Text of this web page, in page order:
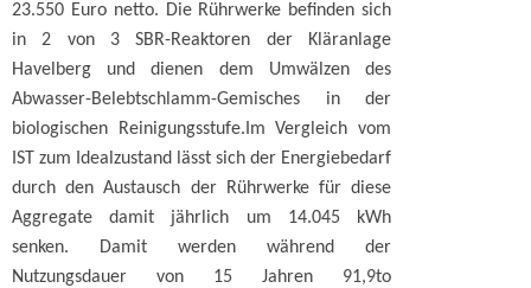
23.550 Euro netto. Die Rührwerke befinden sich
in 2 von 3 SBR-Reaktoren der Kläranlage
Havelberg und dienen dem Umwälzen des
Abwasser-Belebtschlamm-Gemisches in der
biologischen Reinigungsstufe.Im Vergleich vom
IST zum Idealzustand lässt sich der Energiebedarf
durch den Austausch der Rührwerke für diese
Aggregate damit jährlich um 14.045 kWh
senken. Damit werden während der
Nutzungsdauer von 15 Jahren 91,9to